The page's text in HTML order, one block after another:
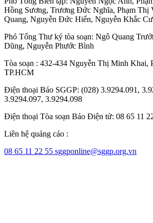
Hồng Sương, Trương Đức Nghĩa, Phạm Thị
Quang, Nguyễn Đức Hiển, Nguyễn Khắc
Phó Tổng Thư ký tòa soạn: Ngô Quang
Dũng, Nguyễn Phước Bình
Tòa soạn : 432-434 Nguyễn Thị Minh Khai,
TP.HCM
Điện thoại Báo SGGP: (028) 3.9294.091,
3.9294.097, 3.9294.098
Điện thoại Tòa soạn Báo Điện tử: 08 65 11
Liên hệ quảng cáo :
08 65 11 22 55 sggponline@sggp.org.vn